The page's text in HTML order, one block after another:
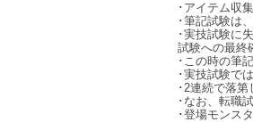
･アイテム収
･筆記試験は
･実技試験に
試験への最終
･この時の筆
･実技試験で
･2連続で落
･なお、転職
･登場モンス